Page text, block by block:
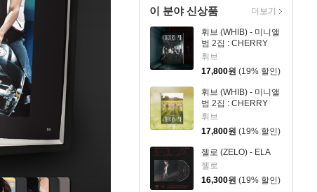
이 분야 신상품
휘브 (WHIB) - 미니앨
범 2집 : CHERRY
PIE [MIDNIGHT ver.]
휘브
17,800원 (19% 할인)
휘브 (WHIB) - 미니앨
범 2집 : CHERRY
PIE [DAYLIGHT ver.]
휘브
17,800원 (19% 할인)
젤로 (ZELO) - ELA
젤로
16,300원 (19% 할인)
더보기